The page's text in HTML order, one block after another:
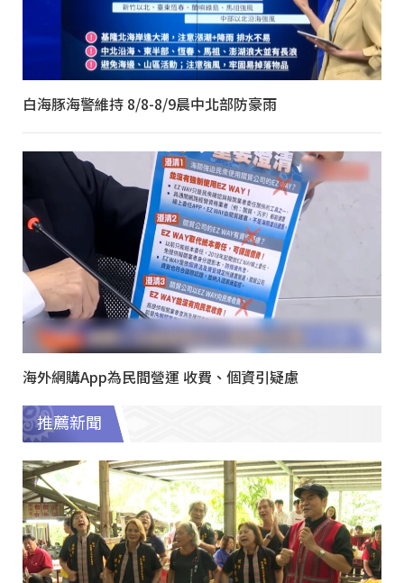
白海豚海警維持 8/8-8/9晨中北部防豪雨
海外網購App為民間營運 收費、個資引疑慮
推薦新聞